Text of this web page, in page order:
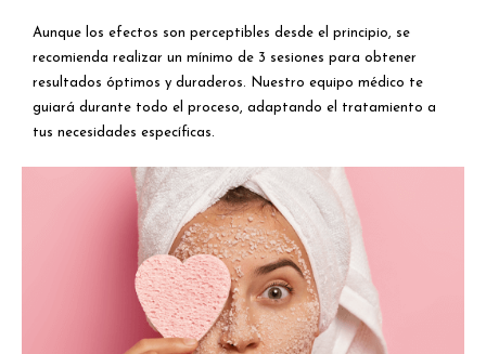
Aunque los efectos son perceptibles desde el principio, se
recomienda realizar un mínimo de 3 sesiones para obtener
resultados óptimos y duraderos. Nuestro equipo médico te
guiará durante todo el proceso, adaptando el tratamiento a
tus necesidades específicas.